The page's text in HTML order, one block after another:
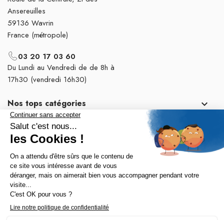
Ansereuilles
59136 Wavrin
France (métropole)
03 20 17 03 60
Du Lundi au Vendredi de de 8h à
17h30 (vendredi 16h30)
Nos tops catégories 
Notre société 